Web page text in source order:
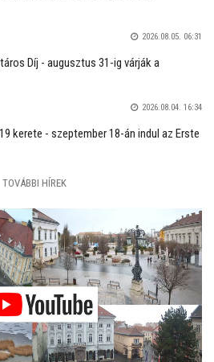
2026.08.05. 06:31
Díj - augusztus 31-ig várják a
2026.08.04. 16:34
kerete - szeptember 18-án indul az Erste
TOVÁBBI HÍREK